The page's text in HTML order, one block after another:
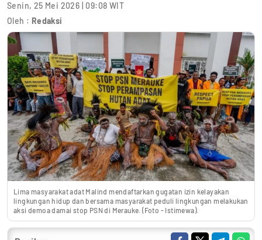
Senin, 25 Mei 2026 | 09:08 WIT
Oleh : Redaksi
Lima masyarakat adat Malind mendaftarkan gugatan izin kelayakan
lingkungan hidup dan bersama masyarakat peduli lingkungan melakukan
aksi demoa damai stop PSN di Merauke. (Foto - Istimewa).